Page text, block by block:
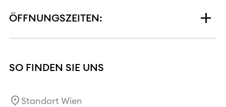
ÖFFNUNGSZEITEN:
SO FINDEN SIE UNS
Standort Wien